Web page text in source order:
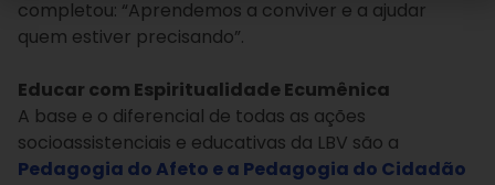
completou: “Aprendemos a conviver e a ajudar
quem estiver precisando”.
Educar com Espiritualidade Ecumênica
A base e o diferencial de todas as ações
socioassistenciais e educativas da LBV são a
Pedagogia do Afeto e a Pedagogia do Cidadão